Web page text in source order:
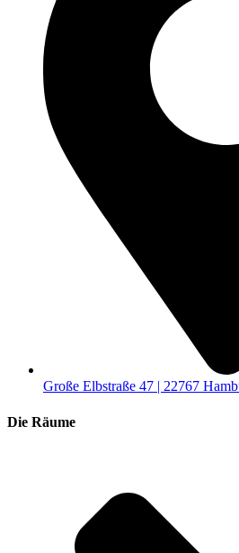
Große Elbstraße 47 | 22767
Die Räume